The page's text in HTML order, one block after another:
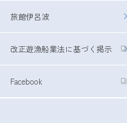
旅館伊呂波
改正遊漁船業法に基づく掲示
Facebook